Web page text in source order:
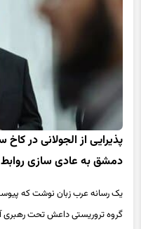
پذیرایی از الجولانی در
دمشق به عادی سازی روابط
یک رسانه عرب زبان نوشت که
گروه تروریستی داعش تحت رهبری